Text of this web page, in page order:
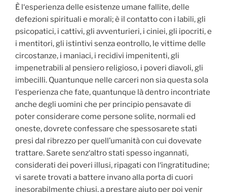
È l‘esperienza delle esistenze umane fallite, delle
defezioni spirituali e morali; è il contatto con i labili, gli
psicopatici, i cattivi, gli avventurieri, i ciniei, gli ipocriti, e
i mentitori, gli istintivi senza eontrollo, le vittime delle
circostanze, i maniaci, i recidivi impenitenti, gli
impenetrabili al pensiero religioso, i poveri diavoli, gli
imbecilli. Quantunque nelle carceri non sia questa sola
l‘esperienza che fate, quantunque là dentro incontriate
anche degli uomini che per principio pensavate di
poter considerare come persone solite, normali ed
oneste, dovrete confessare che spessosarete stati
presi dal ribrezzo per quell’umanità con cui dovevate
trattare. Sarete senz‘altro stati spesso ingannati,
considerati dei poveri illusi, ripagati con l‘ingratitudine;
vi sarete trovati a battere invano alla porta di cuori
inesorabilmente chiusi, a prestare aiuto per poi venir